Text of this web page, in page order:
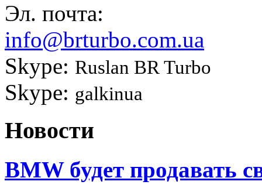
Эл. почта:
info@brturbo.com.ua
Skype: Ruslan BR Turbo
Skype: galkinua
Новости
BMW будет продавать